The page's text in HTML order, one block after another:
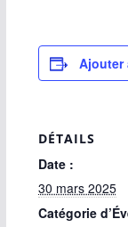
Ajouter
DÉTAILS
Date :
30 mars 2025
Catégorie